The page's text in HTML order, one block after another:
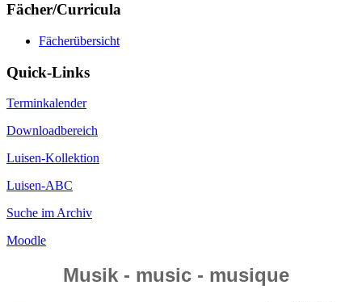
Fächer/Curricula
Fächerübersicht
Quick-Links
Terminkalender
Downloadbereich
Luisen-Kollektion
Luisen-ABC
Suche im Archiv
Moodle
Musik - music - musique